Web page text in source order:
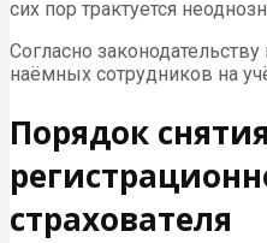
сих пор трактуется
Согласно
наёмных сотрудников на
Порядок
страхователя